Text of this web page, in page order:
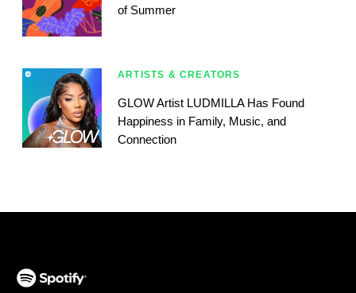
of Summer
ARTISTS & CREATORS
GLOW Artist LUDMILLA Has Found
Happiness in Family, Music, and
Connection